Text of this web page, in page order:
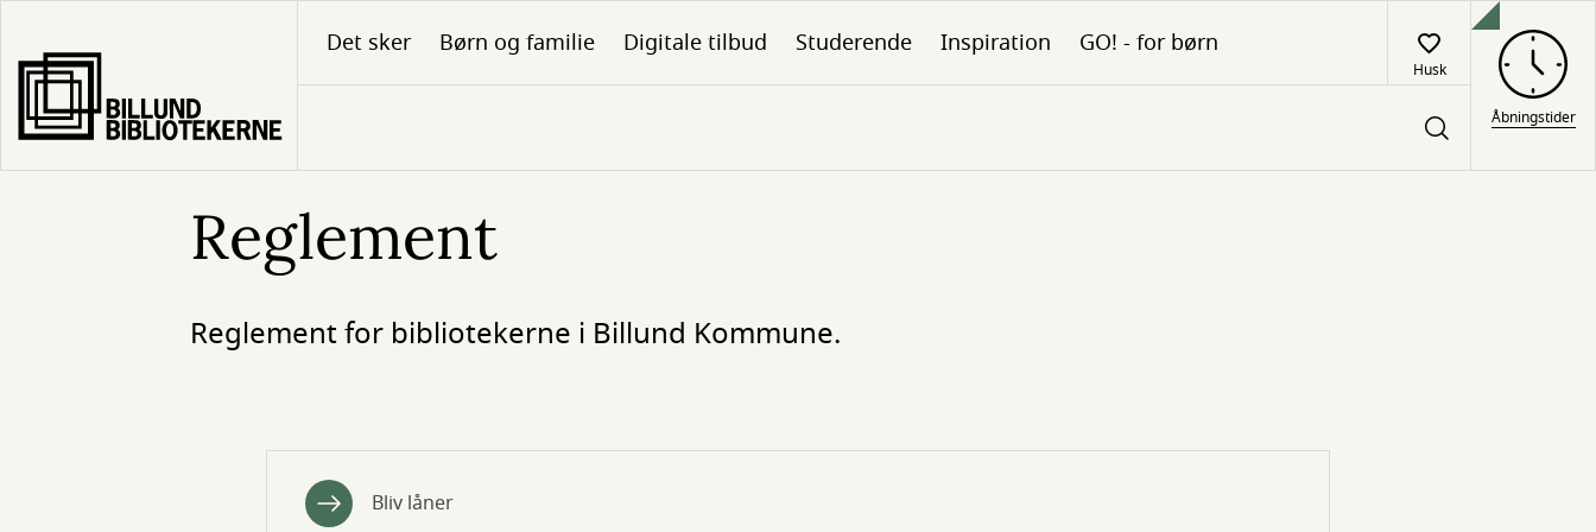
hovedindhold
Det sker Børn og familie Digitale tilbud Studerende Inspiration GO! - for børn
Husk
Åbningstider
Reglement
Reglement for bibliotekerne i Billund Kommune.
Bliv låner